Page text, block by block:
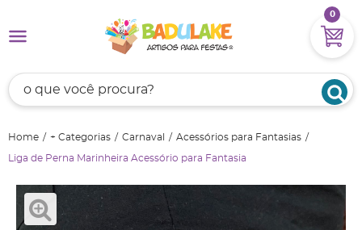
0
Home + Categorias Carnaval Acessórios para Fantasias
Liga de Perna Marinheira Acessório para Fantasia